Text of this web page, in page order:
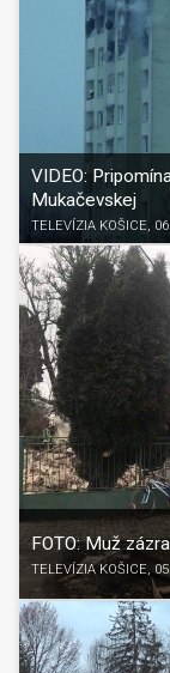
VIDEO:
Mukačevskej
TELEVÍZIA KOŠICE,
FOTO: Muž
TELEVÍZIA KOŠICE,